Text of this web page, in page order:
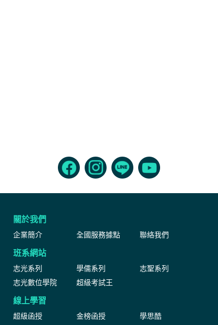
關於我們
企業簡介 全國服務據點 聯絡我們
班系網站
志光系列 學儒系列
志聖系列
志光數位學院
超級考試王
線上學習
超級函授 金榜函授 學思酷